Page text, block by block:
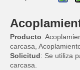
Producto:
carcasa,
Solicitud: Se utiliza
carcasa.